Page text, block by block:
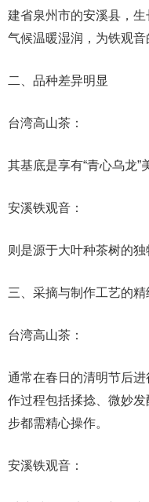
建省泉州市的安溪县，生
气候温暖湿润，为铁观音
二、品种差异明显
台湾高山茶：
其基底是享有“青心乌龙”
安溪铁观音：
则是源于大叶种茶树的独
三、采摘与制作工艺的精
台湾高山茶：
通常在春日的清明节后
作过程包括揉捻、微妙
步都需精心操作。
安溪铁观音：